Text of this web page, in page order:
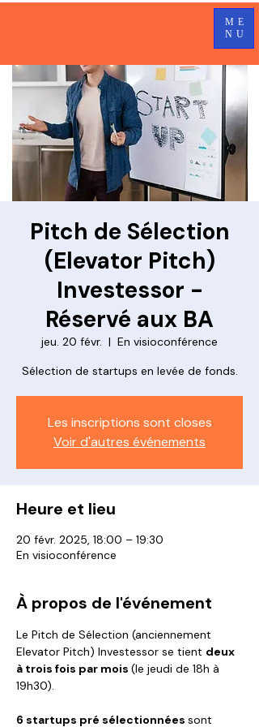
ME
NU
Pitch de Sélection
(Elevator Pitch)
Investessor -
Réservé aux BA
jeu. 20 févr.
  |
En visioconférence
Sélection de startups en levée de fonds.
Les inscriptions sont closes
Voir d'autres événements
Heure et lieu
20 févr. 2025, 18:00 – 19:30
En visioconférence
À propos de l'événement
Le Pitch de Sélection (anciennement
Elevator Pitch) Investessor se tient deux
à trois fois par mois (le jeudi de 18h à
19h30).
6 startups pré sélectionnées sont